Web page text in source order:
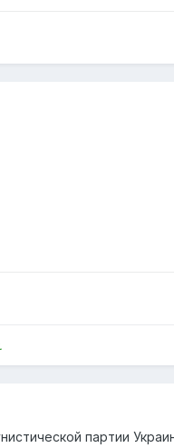
партии